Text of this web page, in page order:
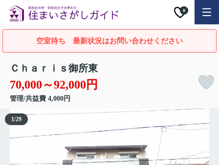
0
空室待ち 最新状況はお問い合わせください
Ｃｈａｒｉｓ御所東
70,000～92,000円
管理/共益費 4,000円
1/29